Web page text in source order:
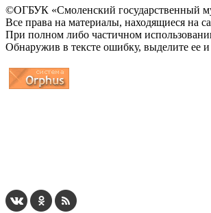
©ОГБУК «Смоленский государственный
Все права на материалы, находящиеся на
При полном либо частичном
Обнаружив в тексте ошибку, выделите ее